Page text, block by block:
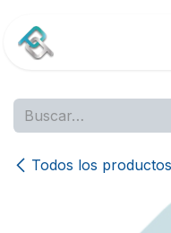
Todos los productos